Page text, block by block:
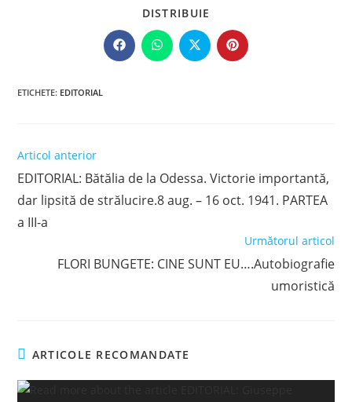
DISTRIBUIE
THIS
CONTENT
Opens
in
Opens
in
Opens
in
Opens
in
ETICHETE: EDITORIAL
Read
articles
Articol anterior
EDITORIAL: Bătălia de la Odessa. Victorie importantă,
dar lipsită de strălucire.8 aug. – 16 oct. 1941. PARTEA
a III-a
Următorul articol
FLORI BUNGETE: CINE SUNT EU….Autobiografie
umoristică
ARTICOLE RECOMANDATE